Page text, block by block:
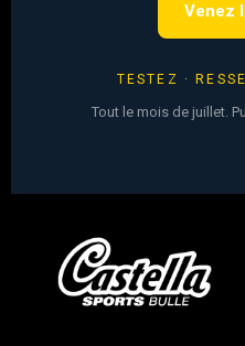
Venez
TESTEZ ·
Tout le mois de juillet.